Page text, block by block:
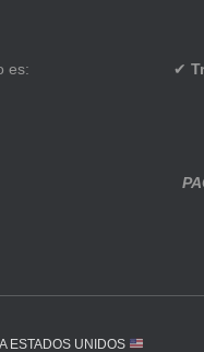
es: ✔
ESTADOS UNIDOS